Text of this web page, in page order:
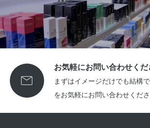

お気軽にお問い合わせくだ
まずはイメージだけでも結構
をお気軽にお問い合わせくださ